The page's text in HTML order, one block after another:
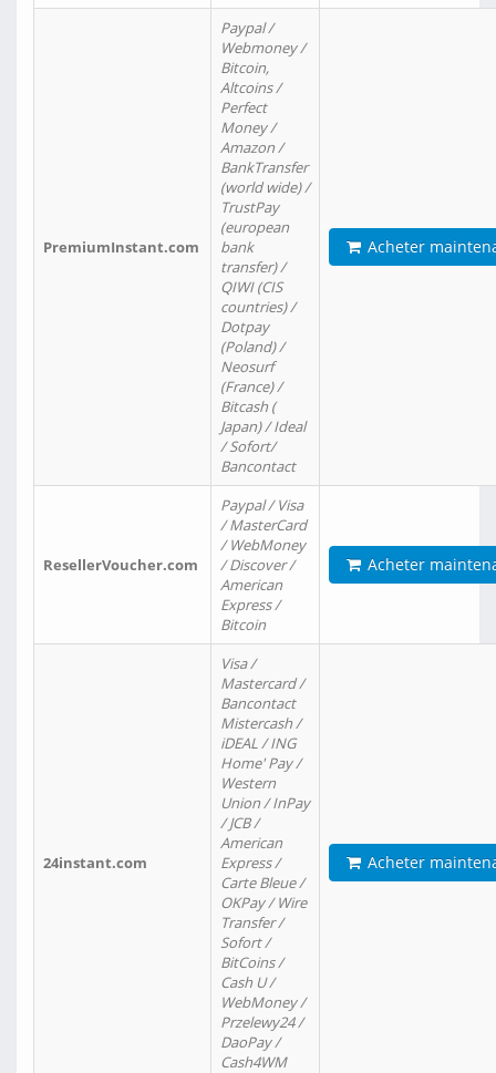
PremiumInstant.com
Paypal /
Webmoney /
Bitcoin,
Altcoins /
Perfect
Money /
Amazon /
BankTransfer
(world wide) /
TrustPay
(european
bank
transfer) /
QIWI (CIS
countries) /
Dotpay
(Poland) /
Neosurf
(France) /
Bitcash (
Japan) / Ideal
/ Sofort/
Bancontact
Acheter
ResellerVoucher.com
Paypal / Visa
/ MasterCard
/ WebMoney
/ Discover /
American
Express /
Bitcoin
Acheter
24instant.com
Visa /
Mastercard /
Bancontact
Mistercash /
iDEAL / ING
Home' Pay /
Western
Union / InPay
/ JCB /
American
Express /
Carte Bleue /
OKPay / Wire
Transfer /
Sofort /
BitCoins /
Cash U /
WebMoney /
Przelewy24 /
DaoPay /
Cash4WM
Acheter